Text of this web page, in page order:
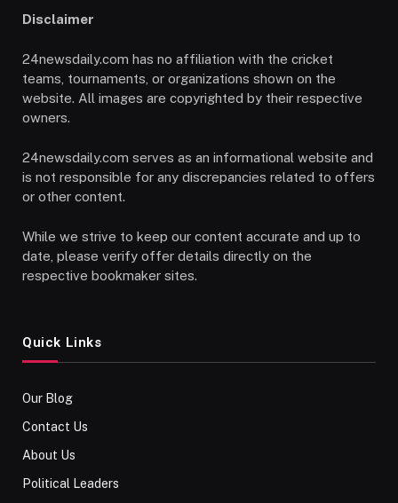
Disclaimer
24newsdaily.com has no affiliation with the cricket
teams, tournaments, or organizations shown on the
website. All images are copyrighted by their respective
owners.
24newsdaily.com serves as an informational website and
is not responsible for any discrepancies related to offers
or other content.
While we strive to keep our content accurate and up to
date, please verify offer details directly on the
respective bookmaker sites.
Quick Links
Our Blog
Contact Us
About Us
Political Leaders